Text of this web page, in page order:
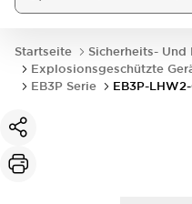
Startseite
Sicherheits-
Explosionsgeschützte
EB3P Serie
EB3P-